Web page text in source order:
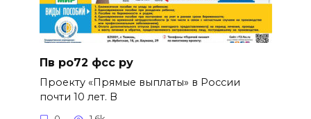
Пв ро72 фсс ру
Проекту «Прямые выплаты» в России
почти 10 лет. В